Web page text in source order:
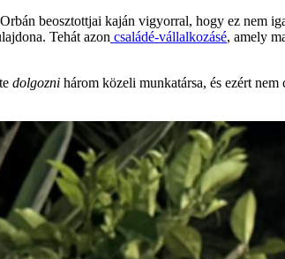
beosztottjai kaján vigyorral, hogy ez nem
Tehát azon családé-vállalkozásé, amely
dolgozni három közeli munkatársa, és ezért nem